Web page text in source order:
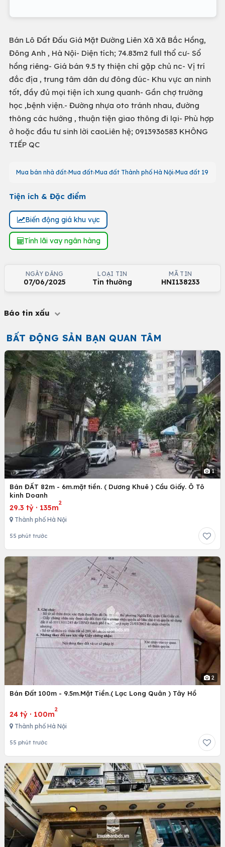
Bán Lô Đất Đấu Giá Mặt Đường Liên Xã Xã Bắc Hồng,
Đông Anh , Hà Nội- Diện tích; 74.83m2 full thổ cư- Sổ
hồng riêng- Giá bán 9.5 ty thiện chí gặp chủ nc- Vị trí
đắc địa , trung tâm dân dư đông đúc- Khu vực an ninh
tốt, đầy đủ mọi tiện ích xung quanh- Gần chợ trường
học ,bệnh viện.- Đường nhựa oto tránh nhau, đường
thông các hướng , thuận tiện giao thông đi lại- Phù hợp
ở hoặc đầu tư sinh lời caoLiên hệ; 0913936583 KHÔNG
TIẾP QC
Mua bán nhà đất Mua đất Mua đất Thành phố Hà Nội Mua đất 19
Tiện ích & Đặc điểm
Biến động giá khu vực
Tính lãi vay ngân hàng
NGÀY ĐĂNG
07/06/2025
LOẠI TIN
Tin thường
MÃ TIN
HNI138233
Báo tin xấu
BẤT ĐỘNG SẢN BẠN QUAN TÂM
1
Bán ĐẤT 82m - 6m.mặt tiền. ( Dương Khuê ) Cầu Giấy. Ô Tô
kinh Doanh
29.3 tỷ · 135m
2
Thành phố Hà Nội
55 phút trước
2
Bán Đất 100m - 9.5m.Mặt Tiền.( Lạc Long Quân ) Tây Hồ
24 tỷ · 100m
2
Thành phố Hà Nội
55 phút trước